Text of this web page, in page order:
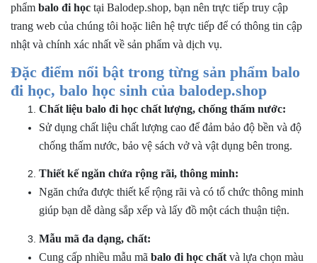
phẩm balo đi học tại Balodep.shop, bạn nên trực tiếp truy cập
trang web của chúng tôi hoặc liên hệ trực tiếp để có thông tin cập
nhật và chính xác nhất về sản phẩm và dịch vụ.
Đặc điểm nổi bật trong từng sản phẩm balo
đi học, balo học sinh của balodep.shop
Chất liệu balo đi học chất lượng, chống thấm nước:
Sử dụng chất liệu chất lượng cao để đảm bảo độ bền và độ
chống thấm nước, bảo vệ sách vở và vật dụng bên trong.
Thiết kế ngăn chứa rộng rãi, thông minh:
Ngăn chứa được thiết kế rộng rãi và có tổ chức thông minh
giúp bạn dễ dàng sắp xếp và lấy đồ một cách thuận tiện.
Mẫu mã đa dạng, chất:
Cung cấp nhiều mẫu mã balo đi học chất và lựa chọn màu